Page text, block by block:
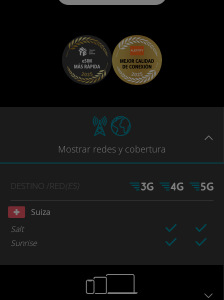
Mostrar redes y cobertura
DESTINO /RED(ES)
Suiza
Salt
Sunrise